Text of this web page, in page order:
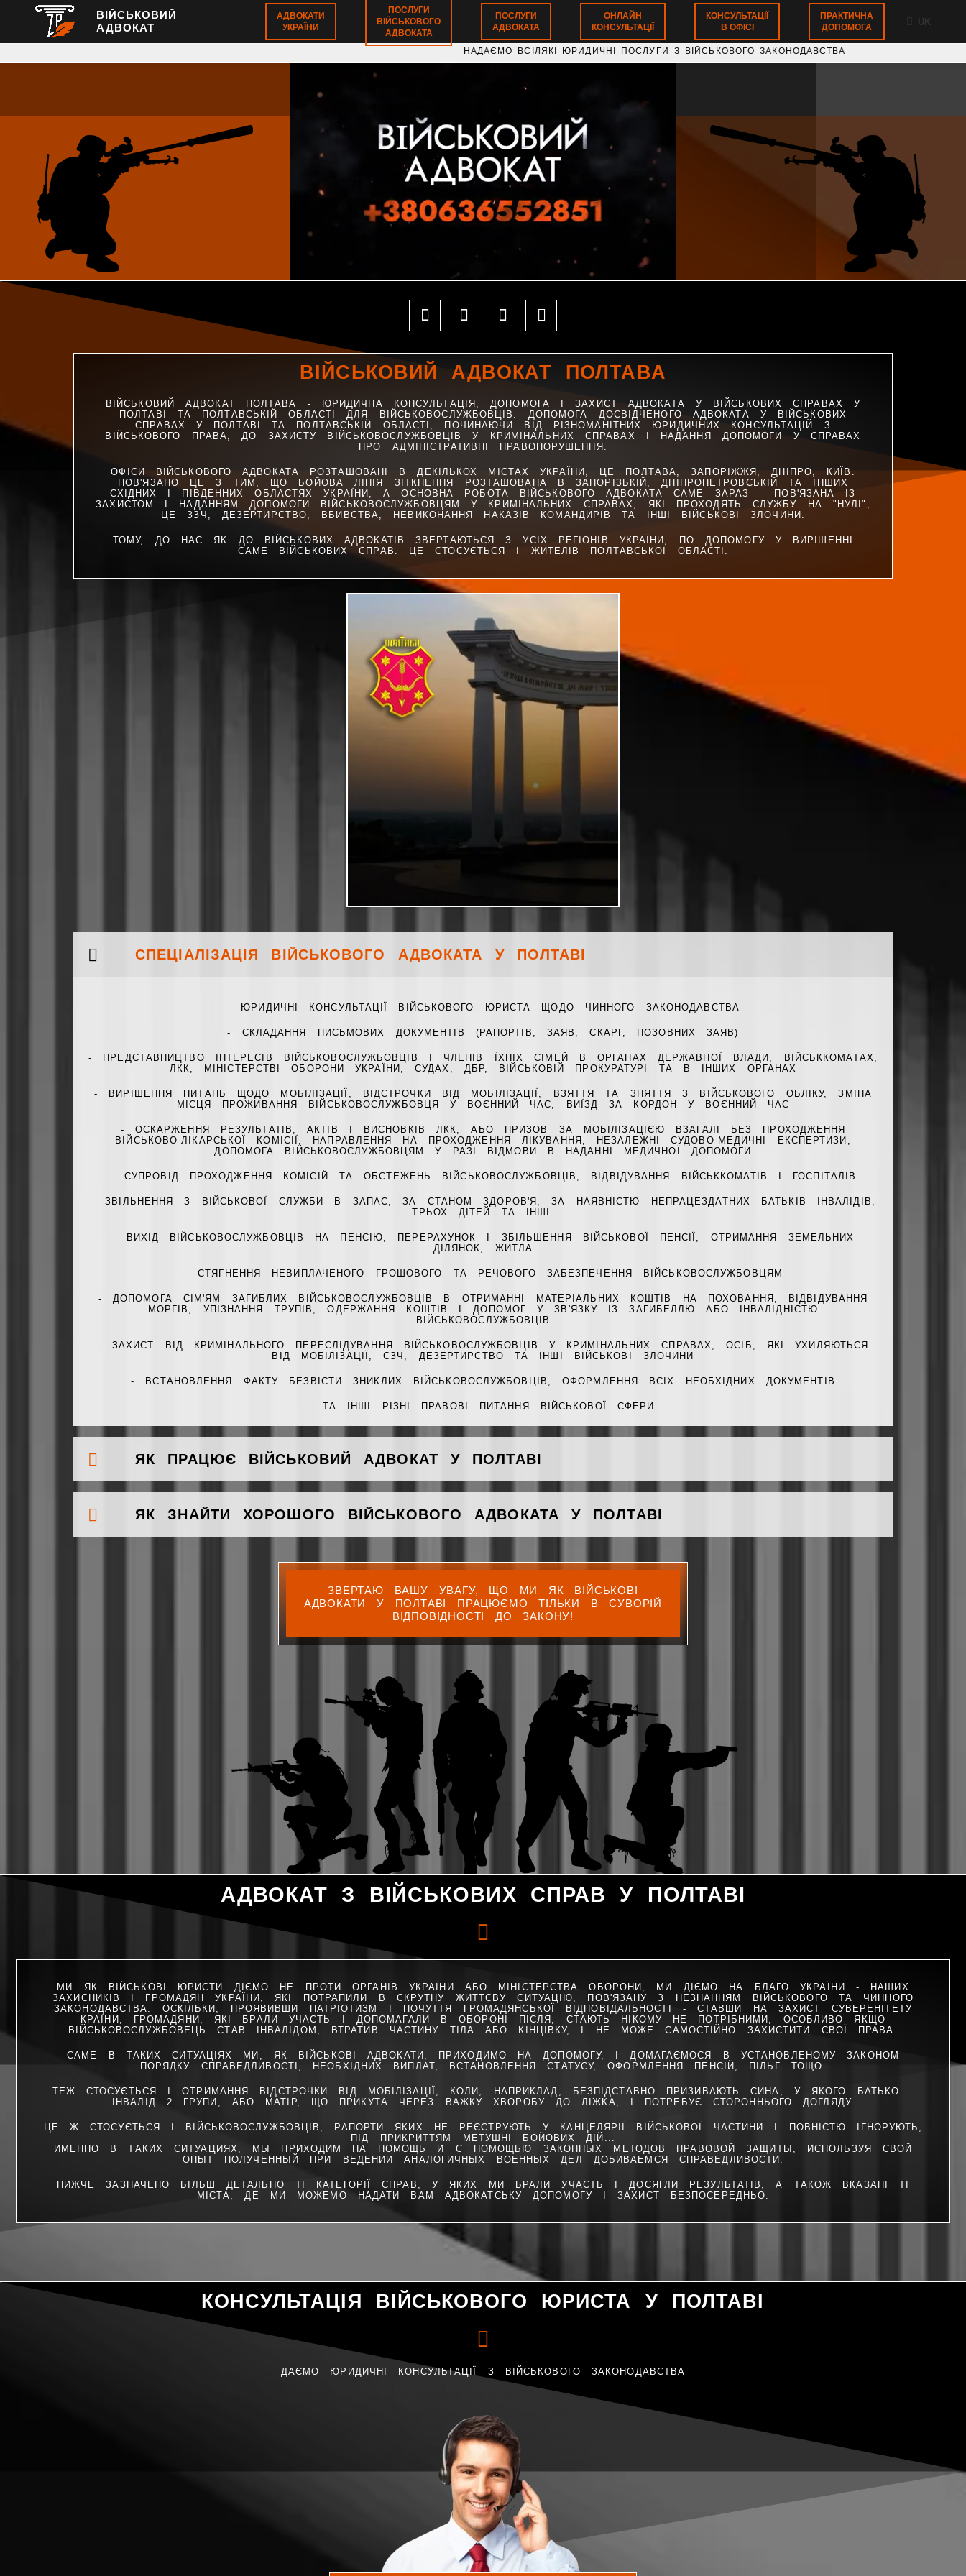
ВІЙСЬКОВИЙ
АДВОКАТ
АДВОКАТИ
УКРАЇНИ
ПОСЛУГИ
ВІЙСЬКОВОГО
АДВОКАТА
ПОСЛУГИ
АДВОКАТА
ОНЛАЙН
КОНСУЛЬТАЦІЇ
КОНСУЛЬТАЦІЇ
В ОФІСІ
ПРАКТИЧНА
ДОПОМОГА
UK
НАДАЄМО ВСІЛЯКІ ЮРИДИЧНІ ПОСЛУГИ З ВІЙСЬКОВОГО ЗАКОНОДАВСТВА НАДАЄМО ЮРИДИЧНІ
ВІЙСЬКОВИЙ АДВОКАТ ПОЛТАВА
ВІЙСЬКОВИЙ АДВОКАТ ПОЛТАВА - ЮРИДИЧНА КОНСУЛЬТАЦІЯ, ДОПОМОГА І ЗАХИСТ АДВОКАТА У ВІЙСЬКОВИХ СПРАВАХ У
ПОЛТАВІ ТА ПОЛТАВСЬКІЙ ОБЛАСТІ ДЛЯ ВІЙСЬКОВОСЛУЖБОВЦІВ. ДОПОМОГА ДОСВІДЧЕНОГО АДВОКАТА У ВІЙСЬКОВИХ
СПРАВАХ У ПОЛТАВІ ТА ПОЛТАВСЬКІЙ ОБЛАСТІ, ПОЧИНАЮЧИ ВІД РІЗНОМАНІТНИХ ЮРИДИЧНИХ КОНСУЛЬТАЦІЙ З
ВІЙСЬКОВОГО ПРАВА, ДО ЗАХИСТУ ВІЙСЬКОВОСЛУЖБОВЦІВ У КРИМІНАЛЬНИХ СПРАВАХ І НАДАННЯ ДОПОМОГИ У СПРАВАХ
ПРО АДМІНІСТРАТИВНІ ПРАВОПОРУШЕННЯ.
ОФІСИ ВІЙСЬКОВОГО АДВОКАТА РОЗТАШОВАНІ В ДЕКІЛЬКОХ МІСТАХ УКРАЇНИ, ЦЕ ПОЛТАВА, ЗАПОРІЖЖЯ, ДНІПРО, КИЇВ.
ПОВ'ЯЗАНО ЦЕ З ТИМ, ЩО БОЙОВА ЛІНІЯ ЗІТКНЕННЯ РОЗТАШОВАНА В ЗАПОРІЗЬКІЙ, ДНІПРОПЕТРОВСЬКІЙ ТА ІНШИХ
СХІДНИХ І ПІВДЕННИХ ОБЛАСТЯХ УКРАЇНИ, А ОСНОВНА РОБОТА ВІЙСЬКОВОГО АДВОКАТА САМЕ ЗАРАЗ - ПОВ'ЯЗАНА ІЗ
ЗАХИСТОМ І НАДАННЯМ ДОПОМОГИ ВІЙСЬКОВОСЛУЖБОВЦЯМ У КРИМІНАЛЬНИХ СПРАВАХ, ЯКІ ПРОХОДЯТЬ СЛУЖБУ НА "НУЛІ",
ЦЕ ЗЗЧ, ДЕЗЕРТИРСТВО, ВБИВСТВА, НЕВИКОНАННЯ НАКАЗІВ КОМАНДИРІВ ТА ІНШІ ВІЙСЬКОВІ ЗЛОЧИНИ.
ТОМУ, ДО НАС ЯК ДО ВІЙСЬКОВИХ АДВОКАТІВ ЗВЕРТАЮТЬСЯ З УСІХ РЕГІОНІВ УКРАЇНИ, ПО ДОПОМОГУ У ВИРІШЕННІ
САМЕ ВІЙСЬКОВИХ СПРАВ. ЦЕ СТОСУЄТЬСЯ І ЖИТЕЛІВ ПОЛТАВСЬКОЇ ОБЛАСТІ.
СПЕЦІАЛІЗАЦІЯ ВІЙСЬКОВОГО АДВОКАТА У ПОЛТАВІ
- ЮРИДИЧНІ КОНСУЛЬТАЦІЇ ВІЙСЬКОВОГО ЮРИСТА ЩОДО ЧИННОГО ЗАКОНОДАВСТВА
- СКЛАДАННЯ ПИСЬМОВИХ ДОКУМЕНТІВ (РАПОРТІВ, ЗАЯВ, СКАРГ, ПОЗОВНИХ ЗАЯВ)
- ПРЕДСТАВНИЦТВО ІНТЕРЕСІВ ВІЙСЬКОВОСЛУЖБОВЦІВ І ЧЛЕНІВ ЇХНІХ СІМЕЙ В ОРГАНАХ ДЕРЖАВНОЇ ВЛАДИ, ВІЙСЬККОМАТАХ,
ЛКК, МІНІСТЕРСТВІ ОБОРОНИ УКРАЇНИ, СУДАХ, ДБР, ВІЙСЬКОВІЙ ПРОКУРАТУРІ ТА В ІНШИХ ОРГАНАХ
- ВИРІШЕННЯ ПИТАНЬ ЩОДО МОБІЛІЗАЦІЇ, ВІДСТРОЧКИ ВІД МОБІЛІЗАЦІЇ, ВЗЯТТЯ ТА ЗНЯТТЯ З ВІЙСЬКОВОГО ОБЛІКУ, ЗМІНА
МІСЦЯ ПРОЖИВАННЯ ВІЙСЬКОВОСЛУЖБОВЦЯ У ВОЄННИЙ ЧАС, ВИЇЗД ЗА КОРДОН У ВОЄННИЙ ЧАС
- ОСКАРЖЕННЯ РЕЗУЛЬТАТІВ, АКТІВ І ВИСНОВКІВ ЛКК, АБО ПРИЗОВ ЗА МОБІЛІЗАЦІЄЮ ВЗАГАЛІ БЕЗ ПРОХОДЖЕННЯ
ВІЙСЬКОВО-ЛІКАРСЬКОЇ КОМІСІЇ, НАПРАВЛЕННЯ НА ПРОХОДЖЕННЯ ЛІКУВАННЯ, НЕЗАЛЕЖНІ СУДОВО-МЕДИЧНІ ЕКСПЕРТИЗИ,
ДОПОМОГА ВІЙСЬКОВОСЛУЖБОВЦЯМ У РАЗІ ВІДМОВИ В НАДАННІ МЕДИЧНОЇ ДОПОМОГИ
- СУПРОВІД ПРОХОДЖЕННЯ КОМІСІЙ ТА ОБСТЕЖЕНЬ ВІЙСЬКОВОСЛУЖБОВЦІВ, ВІДВІДУВАННЯ ВІЙСЬККОМАТІВ І ГОСПІТАЛІВ
- ЗВІЛЬНЕННЯ З ВІЙСЬКОВОЇ СЛУЖБИ В ЗАПАС, ЗА СТАНОМ ЗДОРОВ'Я, ЗА НАЯВНІСТЮ НЕПРАЦЕЗДАТНИХ БАТЬКІВ ІНВАЛІДІВ,
ТРЬОХ ДІТЕЙ ТА ІНШІ.
- ВИХІД ВІЙСЬКОВОСЛУЖБОВЦІВ НА ПЕНСІЮ, ПЕРЕРАХУНОК І ЗБІЛЬШЕННЯ ВІЙСЬКОВОЇ ПЕНСІЇ, ОТРИМАННЯ ЗЕМЕЛЬНИХ
ДІЛЯНОК, ЖИТЛА
- СТЯГНЕННЯ НЕВИПЛАЧЕНОГО ГРОШОВОГО ТА РЕЧОВОГО ЗАБЕЗПЕЧЕННЯ ВІЙСЬКОВОСЛУЖБОВЦЯМ
- ДОПОМОГА СІМ'ЯМ ЗАГИБЛИХ ВІЙСЬКОВОСЛУЖБОВЦІВ В ОТРИМАННІ МАТЕРІАЛЬНИХ КОШТІВ НА ПОХОВАННЯ, ВІДВІДУВАННЯ
МОРГІВ, УПІЗНАННЯ ТРУПІВ, ОДЕРЖАННЯ КОШТІВ І ДОПОМОГ У ЗВ'ЯЗКУ ІЗ ЗАГИБЕЛЛЮ АБО ІНВАЛІДНІСТЮ
ВІЙСЬКОВОСЛУЖБОВЦІВ
- ЗАХИСТ ВІД КРИМІНАЛЬНОГО ПЕРЕСЛІДУВАННЯ ВІЙСЬКОВОСЛУЖБОВЦІВ У КРИМІНАЛЬНИХ СПРАВАХ, ОСІБ, ЯКІ УХИЛЯЮТЬСЯ
ВІД МОБІЛІЗАЦІЇ, СЗЧ, ДЕЗЕРТИРСТВО ТА ІНШІ ВІЙСЬКОВІ ЗЛОЧИНИ
- ВСТАНОВЛЕННЯ ФАКТУ БЕЗВІСТИ ЗНИКЛИХ ВІЙСЬКОВОСЛУЖБОВЦІВ, ОФОРМЛЕННЯ ВСІХ НЕОБХІДНИХ ДОКУМЕНТІВ
- ТА ІНШІ РІЗНІ ПРАВОВІ ПИТАННЯ ВІЙСЬКОВОЇ СФЕРИ.
ЯК ПРАЦЮЄ ВІЙСЬКОВИЙ АДВОКАТ У ПОЛТАВІ
ЯК ЗНАЙТИ ХОРОШОГО ВІЙСЬКОВОГО АДВОКАТА У ПОЛТАВІ
ЗВЕРТАЮ ВАШУ УВАГУ, ЩО МИ ЯК ВІЙСЬКОВІ
АДВОКАТИ У ПОЛТАВІ ПРАЦЮЄМО ТІЛЬКИ В СУВОРІЙ
ВІДПОВІДНОСТІ ДО ЗАКОНУ!
АДВОКАТ З ВІЙСЬКОВИХ СПРАВ У ПОЛТАВІ
МИ ЯК ВІЙСЬКОВІ ЮРИСТИ ДІЄМО НЕ ПРОТИ ОРГАНІВ УКРАЇНИ АБО МІНІСТЕРСТВА ОБОРОНИ, МИ ДІЄМО НА БЛАГО УКРАЇНИ - НАШИХ
ЗАХИСНИКІВ І ГРОМАДЯН УКРАЇНИ, ЯКІ ПОТРАПИЛИ В СКРУТНУ ЖИТТЄВУ СИТУАЦІЮ, ПОВ'ЯЗАНУ З НЕЗНАННЯМ ВІЙСЬКОВОГО ТА ЧИННОГО
ЗАКОНОДАВСТВА. ОСКІЛЬКИ, ПРОЯВИВШИ ПАТРІОТИЗМ І ПОЧУТТЯ ГРОМАДЯНСЬКОЇ ВІДПОВІДАЛЬНОСТІ - СТАВШИ НА ЗАХИСТ СУВЕРЕНІТЕТУ
КРАЇНИ, ГРОМАДЯНИ, ЯКІ БРАЛИ УЧАСТЬ І ДОПОМАГАЛИ В ОБОРОНІ ПІСЛЯ, СТАЮТЬ НІКОМУ НЕ ПОТРІБНИМИ, ОСОБЛИВО ЯКЩО
ВІЙСЬКОВОСЛУЖБОВЕЦЬ СТАВ ІНВАЛІДОМ, ВТРАТИВ ЧАСТИНУ ТІЛА АБО КІНЦІВКУ, І НЕ МОЖЕ САМОСТІЙНО ЗАХИСТИТИ СВОЇ ПРАВА.
САМЕ В ТАКИХ СИТУАЦІЯХ МИ, ЯК ВІЙСЬКОВІ АДВОКАТИ, ПРИХОДИМО НА ДОПОМОГУ, І ДОМАГАЄМОСЯ В УСТАНОВЛЕНОМУ ЗАКОНОМ
ПОРЯДКУ СПРАВЕДЛИВОСТІ, НЕОБХІДНИХ ВИПЛАТ, ВСТАНОВЛЕННЯ СТАТУСУ, ОФОРМЛЕННЯ ПЕНСІЙ, ПІЛЬГ ТОЩО.
ТЕЖ СТОСУЄТЬСЯ І ОТРИМАННЯ ВІДСТРОЧКИ ВІД МОБІЛІЗАЦІЇ, КОЛИ, НАПРИКЛАД, БЕЗПІДСТАВНО ПРИЗИВАЮТЬ СИНА, У ЯКОГО БАТЬКО -
ІНВАЛІД 2 ГРУПИ, АБО МАТІР, ЩО ПРИКУТА ЧЕРЕЗ ВАЖКУ ХВОРОБУ ДО ЛІЖКА, І ПОТРЕБУЄ СТОРОННЬОГО ДОГЛЯДУ.
ЦЕ Ж СТОСУЄТЬСЯ І ВІЙСЬКОВОСЛУЖБОВЦІВ, РАПОРТИ ЯКИХ НЕ РЕЄСТРУЮТЬ У КАНЦЕЛЯРІЇ ВІЙСЬКОВОЇ ЧАСТИНИ І ПОВНІСТЮ ІГНОРУЮТЬ,
ПІД ПРИКРИТТЯМ МЕТУШНІ БОЙОВИХ ДІЙ...
ИМЕННО В ТАКИХ СИТУАЦИЯХ, МЫ ПРИХОДИМ НА ПОМОЩЬ И С ПОМОЩЬЮ ЗАКОННЫХ МЕТОДОВ ПРАВОВОЙ ЗАЩИТЫ, ИСПОЛЬЗУЯ СВОЙ
ОПЫТ ПОЛУЧЕННЫЙ ПРИ ВЕДЕНИИ АНАЛОГИЧНЫХ ВОЕННЫХ ДЕЛ ДОБИВАЕМСЯ СПРАВЕДЛИВОСТИ.
НИЖЧЕ ЗАЗНАЧЕНО БІЛЬШ ДЕТАЛЬНО ТІ КАТЕГОРІЇ СПРАВ, У ЯКИХ МИ БРАЛИ УЧАСТЬ І ДОСЯГЛИ РЕЗУЛЬТАТІВ, А ТАКОЖ ВКАЗАНІ ТІ
МІСТА, ДЕ МИ МОЖЕМО НАДАТИ ВАМ АДВОКАТСЬКУ ДОПОМОГУ І ЗАХИСТ БЕЗПОСЕРЕДНЬО.
КОНСУЛЬТАЦІЯ ВІЙСЬКОВОГО ЮРИСТА У ПОЛТАВІ
ДАЄМО ЮРИДИЧНІ КОНСУЛЬТАЦІЇ З ВІЙСЬКОВОГО ЗАКОНОДАВСТВА